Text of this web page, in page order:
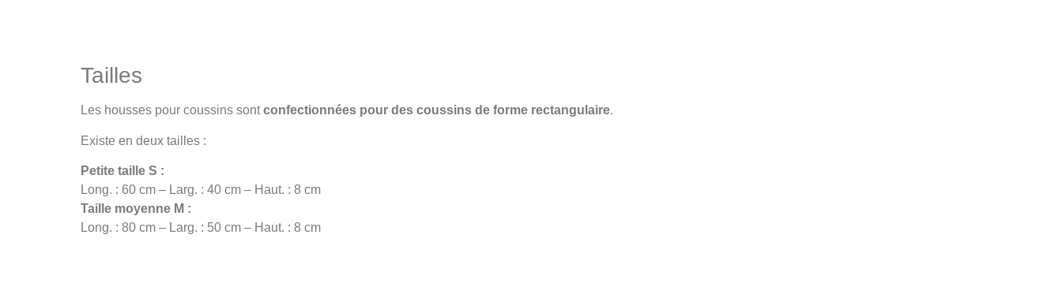
Tailles
Les housses pour coussins sontconfectionnées pour des coussins de forme rectangulaire.
Existe en deux tailles :
Petite taille S :
Long. : 60 cm – Larg. : 40 cm – Haut. : 8 cm
Taille moyenne M :
Long. : 80 cm – Larg. : 50 cm – Haut. : 8 cm